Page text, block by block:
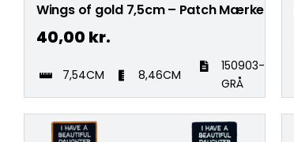
Wings of gold 7,5cm – Patch Mærke
40,00 kr.
7,54CM 8,46CM
150903-
GRÅ